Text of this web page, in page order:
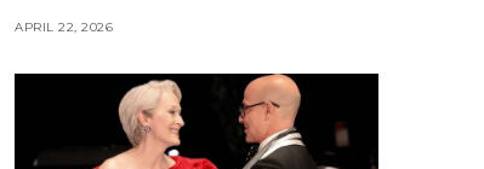
APRIL 22, 2026